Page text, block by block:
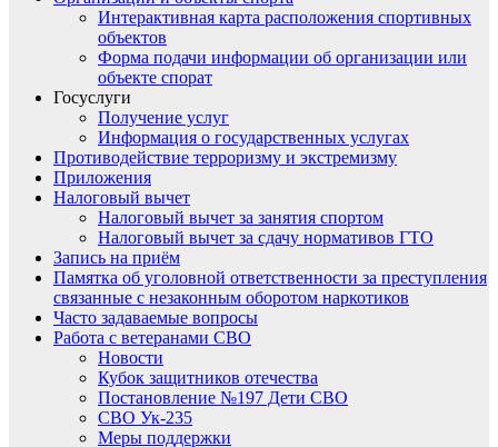
Интерактивная карта расположения спортивных
объектов
Форма подачи информации об организации или
объекте спорат
Госуслуги
Получение услуг
Информация о государственных услугах
Противодействие терроризму и экстремизму
Приложения
Налоговый вычет
Налоговый вычет за занятия спортом
Налоговый вычет за сдачу нормативов ГТО
Запись на приём
Памятка об уголовной ответственности за преступления
связанные с незаконным оборотом наркотиков
Часто задаваемые вопросы
Работа с ветеранами СВО
Новости
Кубок защитников отечества
Постановление №197 Дети СВО
СВО Ук-235
Меры поддержки